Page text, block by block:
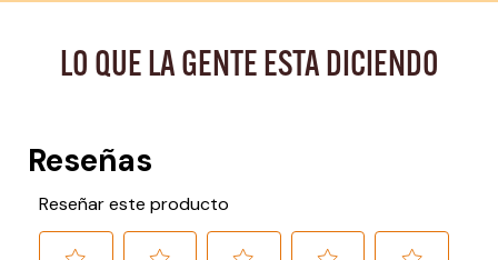
LO QUE LA GENTE ESTA DICIENDO